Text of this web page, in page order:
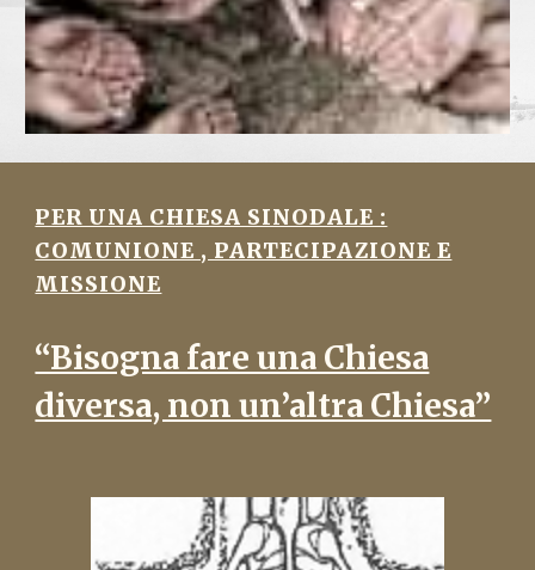
PER UNA CHIESA SINODALE :
COMUNIONE , PARTECIPAZIONE E
MISSIONE
“Bisogna fare una Chiesa
diversa, non un’altra Chiesa”